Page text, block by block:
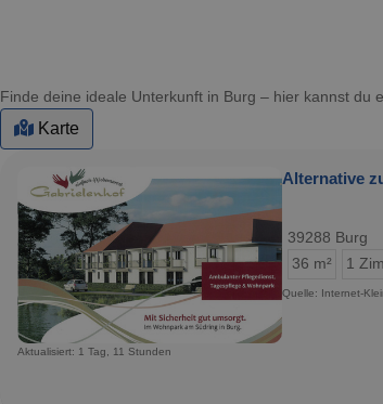
Finde deine ideale Unterkunft in Burg – hier kannst
Karte
Alternative
39288 Burg
36 m²
1
Quelle: Internet-
Aktualisiert: 1 Tag, 11 Stunden